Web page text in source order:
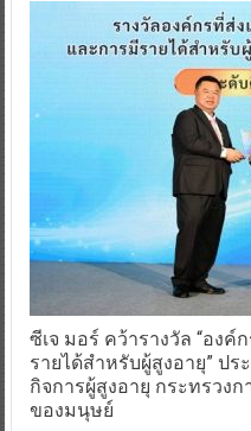
ซีเจ มอร์ คว้ารางวัล “องค์
รายได้สำหรับผู้สูงอายุ” ป
กิจการผู้สูงอายุ กระทรว
ของมนุษย์